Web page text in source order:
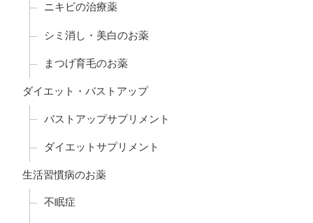
ニキビの治療薬
シミ消し・美白のお薬
まつげ育毛のお薬
ダイエット・バストアップ
バストアップサプリメント
ダイエットサプリメント
生活習慣病のお薬
不眠症